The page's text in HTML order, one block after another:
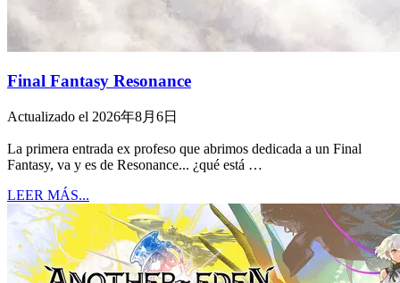
Final Fantasy Resonance
Actualizado el 2026年8月6日
La primera entrada ex profeso que abrimos dedicada a un Final
Fantasy, va y es de Resonance... ¿qué está …
LEER MÁS...